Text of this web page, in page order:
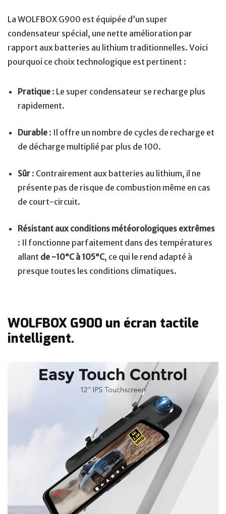
La WOLFBOX G900 est équipée d’un super
condensateur spécial, une nette amélioration par
rapport aux batteries au lithium traditionnelles. Voici
pourquoi ce choix technologique est pertinent :
Pratique : Le super condensateur se recharge plus
rapidement.
Durable : Il offre un nombre de cycles de recharge et
de décharge multiplié par plus de 100.
Sûr : Contrairement aux batteries au lithium, il ne
présente pas de risque de combustion même en cas
de court-circuit.
Résistant aux conditions météorologiques extrêmes
: Il fonctionne parfaitement dans des températures
allant de -10°C à 105°C, ce qui le rend adapté à
presque toutes les conditions climatiques.
WOLFBOX G900 un écran tactile
intelligent.